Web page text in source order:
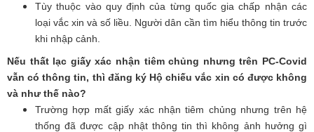
Tùy thuộc vào quy định của từng quốc gia chấp nhận các
loại vắc xin và số liều. Người dân cần tìm hiểu thông tin trước
khi nhập cảnh.
Nếu thất lạc giấy xác nhận tiêm chủng nhưng trên PC-Covid
vẫn có thông tin, thì đăng ký Hộ chiếu vắc xin có được không
và như thế nào?
Trường hợp mất giấy xác nhận tiêm chủng nhưng trên hệ
thống đã được cập nhật thông tin thì không ảnh hưởng gì